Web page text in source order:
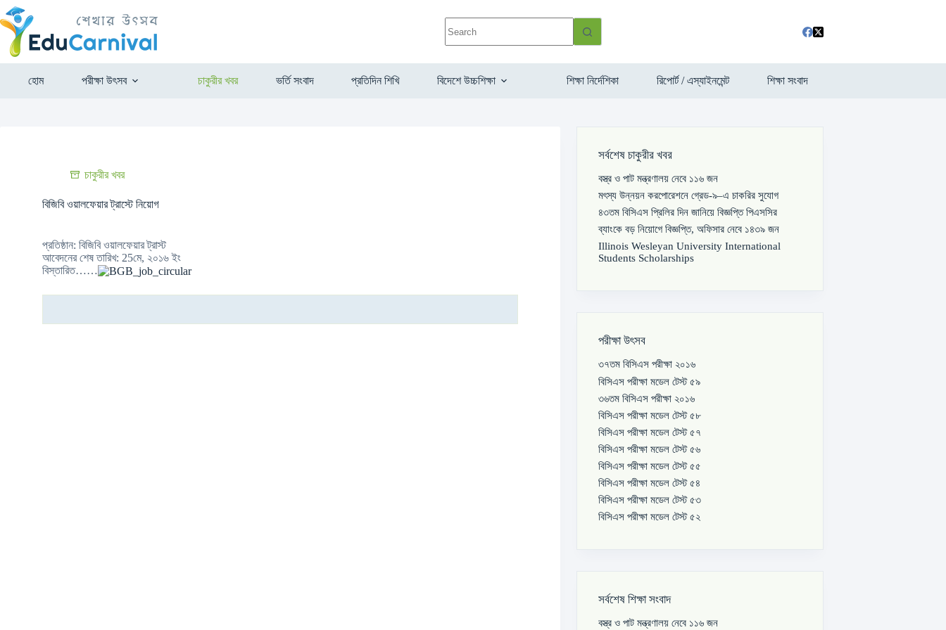
হোম পরীক্ষা উৎসব চাকুরীর খবর ভর্তি সংবাদ প্রতিদিন শিখি বিদেশে উচ্চশিক্ষা শিক্ষা নির্দেশিকা রিপোর্ট / এস্যাইনমেন্ট শিক্ষা সংবাদ
চাকুরীর খবর
বিজিবি ওয়ালফেয়ার ট্রাস্টে নিয়োগ
প্রতিষ্ঠান: বিজিবি ওয়ালফেয়ার ট্রাস্ট
আবেদনের শেষ তারিখ: 25মে, ২০১৬ ইং
বিস্তারিত……
সর্বশেষ চাকুরীর খবর
বস্ত্র ও পাট মন্ত্রণালয় নেবে ১১৬ জন
মৎস্য উন্নয়ন করপোরেশনে গ্রেড-৯–এ চাকরির সুযোগ
৪৩তম বিসিএস প্রিলির দিন জানিয়ে বিজ্ঞপ্তি পিএসসির
ব্যাংকে বড় নিয়োগে বিজ্ঞপ্তি, অফিসার নেবে ১৪৩৯ জন
Illinois Wesleyan University International
Students Scholarships
পরীক্ষা উৎসব
৩৭তম বিসিএস পরীক্ষা ২০১৬
বিসিএস পরীক্ষা মডেল টেস্ট ৫৯
৩৬তম বিসিএস পরীক্ষা ২০১৬
বিসিএস পরীক্ষা মডেল টেস্ট ৫৮
বিসিএস পরীক্ষা মডেল টেস্ট ৫৭
বিসিএস পরীক্ষা মডেল টেস্ট ৫৬
বিসিএস পরীক্ষা মডেল টেস্ট ৫৫
বিসিএস পরীক্ষা মডেল টেস্ট ৫৪
বিসিএস পরীক্ষা মডেল টেস্ট ৫৩
বিসিএস পরীক্ষা মডেল টেস্ট ৫২
সর্বশেষ শিক্ষা সংবাদ
বস্ত্র ও পাট মন্ত্রণালয় নেবে ১১৬ জন